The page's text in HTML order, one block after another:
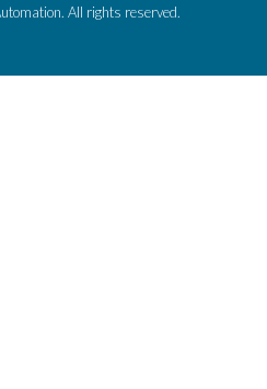
All rights reserved.